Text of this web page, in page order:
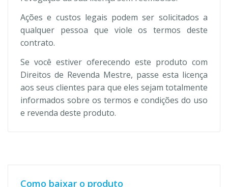
Ações e custos legais podem ser solicitados a
qualquer pessoa que viole os termos deste
contrato.
Se você estiver oferecendo este produto com
Direitos de Revenda Mestre, passe esta licença
aos seus clientes para que eles sejam totalmente
informados sobre os termos e condições do uso
e revenda deste produto.
Como baixar o produto